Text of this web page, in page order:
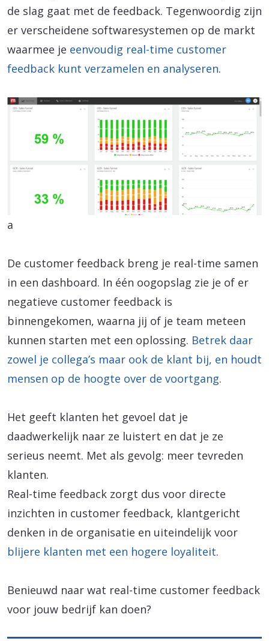
de slag gaat met de feedback. Tegenwoordig zijn
er verscheidene softwaresystemen op de markt
waarmee je eenvoudig real-time customer
feedback kunt verzamelen en analyseren.
a
De customer feedback breng je real-time samen
in een dashboard. In één oogopslag zie je of er
negatieve customer feedback is
binnengekomen, waarna jij of je team meteen
kunnen starten met een oplossing. Betrek daar
zowel je collega’s maar ook de klant bij, en houdt
mensen op de hoogte over de voortgang.
Het geeft klanten het gevoel dat je
daadwerkelijk naar ze luistert en dat je ze
serieus neemt. Met als gevolg: meer tevreden
klanten.
Real-time feedback zorgt dus voor directe
inzichten in customer feedback, klantgericht
denken in de organisatie en uiteindelijk voor
blijere klanten met een hogere loyaliteit.
Benieuwd naar wat real-time customer feedback
voor jouw bedrijf kan doen?